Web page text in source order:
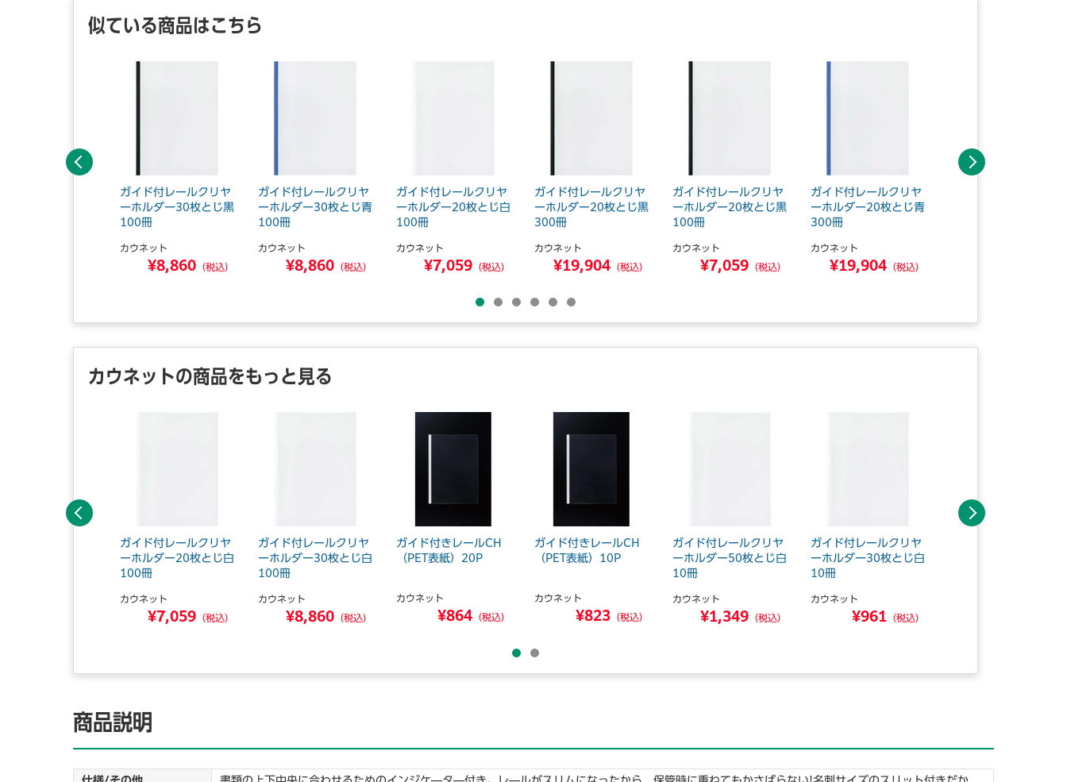
似ている商品はこちら
ガイド付レールクリヤ
ーホルダー30枚とじ黒
100冊
カウネット
¥8,860 （税込）
ガイド付レールクリヤ
ーホルダー30枚とじ青
100冊
カウネット
¥8,860 （税込）
ガイド付レールクリヤ
ーホルダー20枚とじ白
100冊
カウネット
¥7,059 （税込）
ガイド付レールクリヤ
ーホルダー20枚とじ黒
300冊
カウネット
¥19,904 （税込）
ガイド付レールクリヤ
ーホルダー20枚とじ黒
100冊
カウネット
¥7,059 （税込）
ガイド付レールクリヤ
ーホルダー20枚とじ青
300冊
カウネット
¥19,904 （税込）
前へ 次へ
カウネットの商品をもっと見る
ガイド付レールクリヤ
ーホルダー20枚とじ白
100冊
カウネット
¥7,059 （税込）
ガイド付レールクリヤ
ーホルダー30枚とじ白
100冊
カウネット
¥8,860 （税込）
ガイド付きレールCH
（PET表紙）20P
カウネット
¥864 （税込）
ガイド付きレールCH
（PET表紙）10P
カウネット
¥823 （税込）
ガイド付レールクリヤ
ーホルダー50枚とじ白
10冊
カウネット
¥1,349 （税込）
ガイド付レールクリヤ
ーホルダー30枚とじ白
10冊
カウネット
¥961 （税込）
前へ 次へ
商品説明